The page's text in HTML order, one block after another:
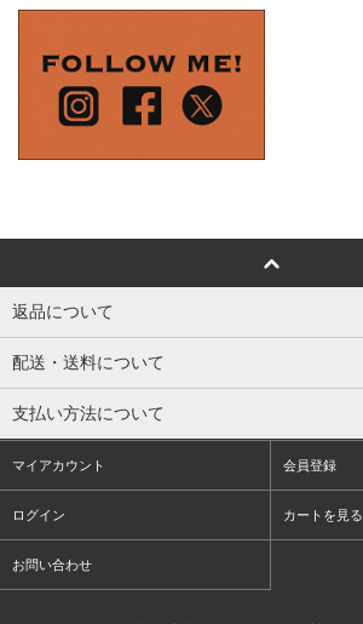
返品について
配送・送料について
支払い方法について
マイアカウント 会員登録
ログイン カートを見る
お問い合わせ